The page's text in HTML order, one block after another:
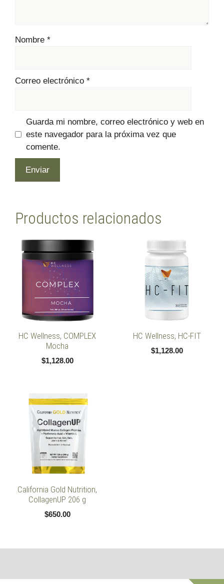
Nombre *
Correo electrónico *
Guarda mi nombre, correo electrónico y web en
este navegador para la próxima vez que
comente.
Productos relacionados
HC Wellness, COMPLEX
Mocha
$1,128.00
HC Wellness, HC-FIT
$1,128.00
California Gold Nutrition,
CollagenUP 206 g
$650.00